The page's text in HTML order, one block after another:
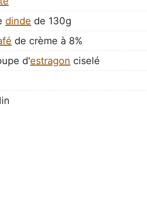
dinde de 130g
de crème à 8%
d'estragon ciselé